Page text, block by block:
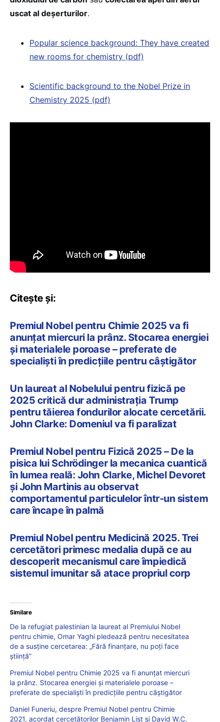
uscat al deșerturilor.
Popular science background: They have created
new rooms for chemistry (pdf)
Scientific background to the Nobel Prize in
Chemistry 2025 (pdf)
Citește și:
Premiul Nobel pentru Chimie 2025 va fi
anunțat miercuri la prânz. Stocarea energiei
și materialele poroase – preferate de
specialiști în predicțiile pentru câștigător
Un laureat al Nobelului pentru fizică pe
2025 critică dur administrația Trump
pentru tăierea fondurilor alocate cercetării.
John Clarke: Domeniul va fi paralizat
Premiul Nobel pentru Fizică 2025 – De la
pisica lui Schrödinger la mecanica cuantică
în lumea reală: John Clarke, Michel Devoret
și John Martinis au observat
comportamentul particulelor într-un sistem
care încape în palmă
Premiul Nobel pentru Medicină 2025. Trei
cercetători primesc medalia după ce au
descoperit mecanismul care împiedică
sistemul imunitar să atace propriul corp
Similare
De la refugiat palestinian la laureat al Premiului Nobel
pentru chimie, Omar Yaghi pledează pentru necesitatea
de a susține cercetarea: „Fără finanțare, nu poți face
știință”
Premiul Nobel pentru Chimie 2025 va fi anunțat miercuri
la prânz. Stocarea energiei și materialele poroase –
preferate de specialiști în predicțiile pentru câștigător
Daniel Funeriu, despre Premiul Nobel pentru Chimie
2021, acordat cercetătorilor Benjamin List şi David W.C.